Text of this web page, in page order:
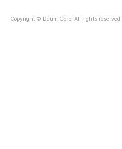
Copyright © Daum Corp. All rights reserved.